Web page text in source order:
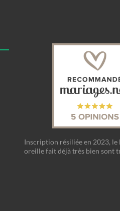
Inscription résiliée en 2023, le
oreille fait déjà très bien sont